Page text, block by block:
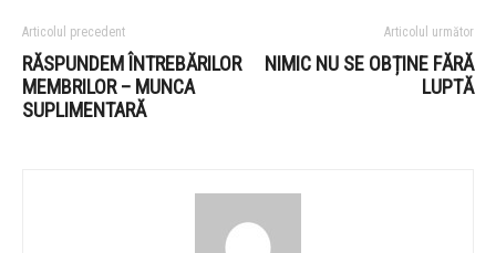
Articolul precedent
RĂSPUNDEM ÎNTREBĂRILOR
MEMBRILOR – MUNCA
SUPLIMENTARĂ
Articolul următor
NIMIC NU SE OBȚINE FĂRĂ
LUPTĂ